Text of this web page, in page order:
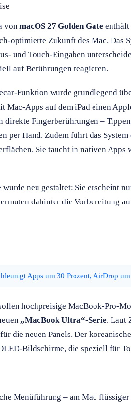
von macOS 27 Golden Gate enthält
optimierte Zukunft des Mac. Das
und Touch-Eingaben
auf Berührungen reagieren.
Funktion wurde grundlegend
Mac-Apps auf dem iPad einen
direkte Fingerberührungen –
per Hand. Zudem führt das System
Sie taucht in nativen Apps
neu gestaltet: Sie erscheint
dahinter die Vorbereitung
Apps um 30 Prozent, AirDrop
hochpreisige MacBook-Pro-
„MacBook Ultra“-Serie. Laut
die neuen Panels. Der
Bildschirme, die speziell für
Menüführung – am Mac